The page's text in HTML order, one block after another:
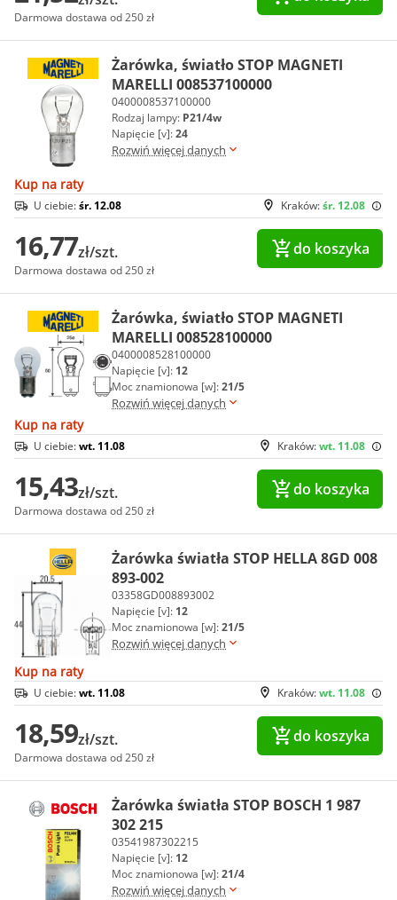
Darmowa dostawa od 250 zł
Żarówka, światło STOP MAGNETI
MARELLI 008537100000
0400008537100000
Rodzaj lampy: P21/4w
Napięcie [v]:24
Rozwiń więcej danych
Kup na raty
Kraków:śr. 12.08
U ciebie:śr. 12.08
16,77zł/szt.
Darmowa dostawa od 250 zł
do koszyka
Żarówka, światło STOP MAGNETI
MARELLI 008528100000
0400008528100000
Napięcie [v]: 12
Moc znamionowa [w]:21/5
Rozwiń więcej danych
Kup na raty
Kraków:wt. 11.08
U ciebie:wt. 11.08
15,43zł/szt.
Darmowa dostawa od 250 zł
do koszyka
Żarówka światła STOP HELLA 8GD 008
893-002
03358GD008893002
Napięcie [v]: 12
Moc znamionowa [w]:21/5
Rozwiń więcej danych
Kup na raty
Kraków:wt. 11.08
U ciebie:wt. 11.08
18,59zł/szt.
Darmowa dostawa od 250 zł
do koszyka
Żarówka światła STOP BOSCH 1 987
302 215
03541987302215
Napięcie [v]: 12
Moc znamionowa [w]:21/4
Rozwiń więcej danych